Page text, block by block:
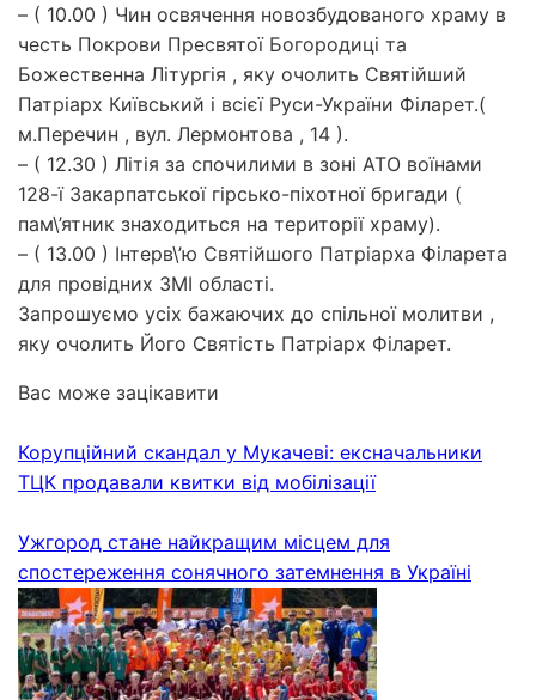
– ( 10.00 ) Чин освячення новозбудованого храму в
честь Покрови Пресвятої Богородиці та
Божественна Літургія , яку очолить Святійший
Патріарх Київський і всієї Руси-України Філарет.(
м.Перечин , вул. Лермонтова , 14 ).
– ( 12.30 ) Літія за спочилими в зоні АТО воїнами
128-ї Закарпатської гірсько-піхотної бригади (
пам\’ятник знаходиться на території храму).
– ( 13.00 ) Інтерв\’ю Святійшого Патріарха Філарета
для провідних ЗМІ області.
Запрошуємо усіх бажаючих до спільної молитви ,
яку очолить Його Святість Патріарх Філарет.
Вас може зацікавити
Корупційний скандал у Мукачеві: ексначальники
ТЦК продавали квитки від мобілізації
Ужгород стане найкращим місцем для
спостереження сонячного затемнення в Україні